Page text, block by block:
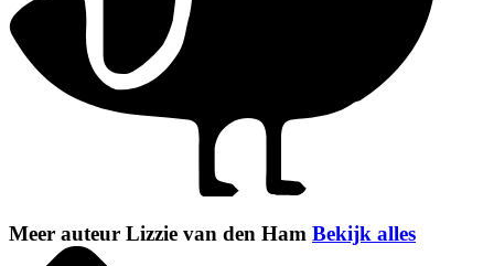
Meer auteur Lizzie van den Ham Bekijk alles